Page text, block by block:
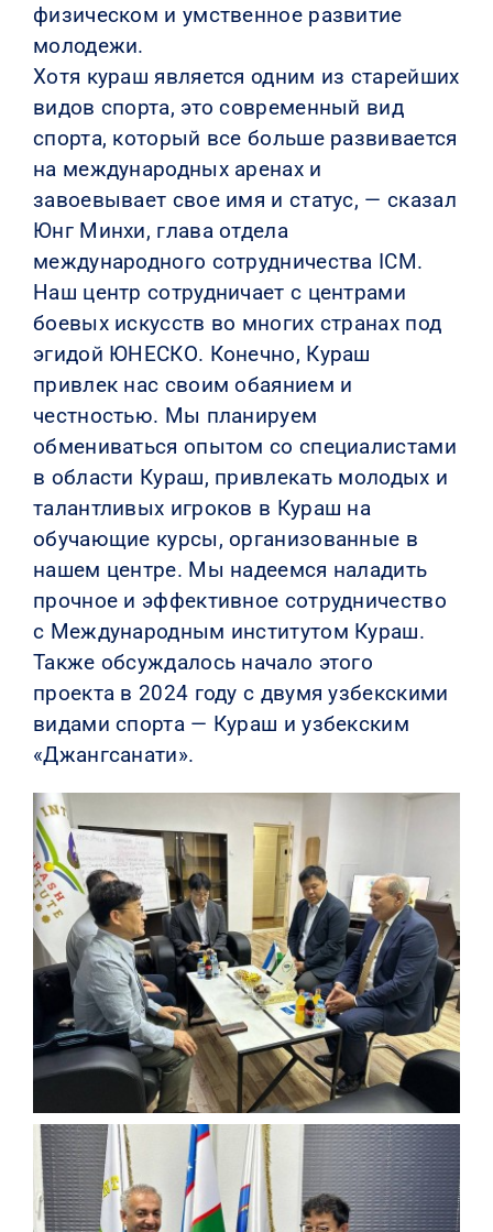
физическом и умственное развитие
молодежи.
Хотя кураш является одним из старейших
видов спорта, это современный вид
спорта, который все больше развивается
на международных аренах и
завоевывает свое имя и статус, — сказал
Юнг Минхи, глава отдела
международного сотрудничества ICM.
Наш центр сотрудничает с центрами
боевых искусств во многих странах под
эгидой ЮНЕСКО. Конечно, Кураш
привлек нас своим обаянием и
честностью. Мы планируем
обмениваться опытом со специалистами
в области Кураш, привлекать молодых и
талантливых игроков в Кураш на
обучающие курсы, организованные в
нашем центре. Мы надеемся наладить
прочное и эффективное сотрудничество
с Международным институтом Кураш.
Также обсуждалось начало этого
проекта в 2024 году с двумя узбекскими
видами спорта — Кураш и узбекским
«Джангсанати».